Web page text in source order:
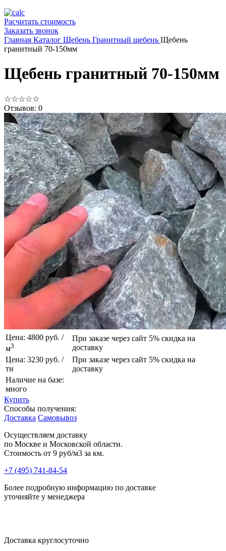
Расчитать стоимость
Заказать звонок
Главная Каталог Щебень Гранитный щебень Щебень
гранитный 70-150мм
Щебень гранитный 70-150мм
☆☆☆☆☆
Отзывов: 0
Цена: 4800 руб. /
м3
При заказе через сайт 5% скидка на
доставку
Цена: 3230 руб. /
тн
При заказе через сайт 5% скидка на
доставку
Наличие на базе:
много
Купить
Способы получения:
Доставка Самовывоз
Осуществляем доставку
по Москве и Московской области.
Стоимость от 9 руб/м3 за км.
+7 (495) 741-84-54
Более подробную информацию по доставке
уточняйте у менеджера
Доставка круглосуточно